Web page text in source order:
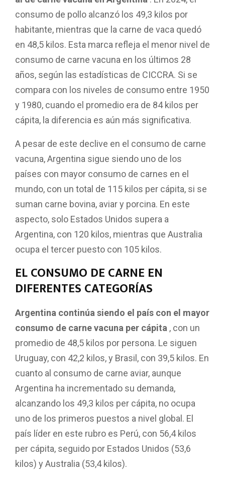
consumo de pollo alcanzó los 49,3 kilos por
habitante, mientras que la carne de vaca quedó
en 48,5 kilos. Esta marca refleja el menor nivel de
consumo de carne vacuna en los últimos 28
años, según las estadísticas de CICCRA. Si se
compara con los niveles de consumo entre 1950
y 1980, cuando el promedio era de 84 kilos per
cápita, la diferencia es aún más significativa.
A pesar de este declive en el consumo de carne
vacuna, Argentina sigue siendo uno de los
países con mayor consumo de carnes en el
mundo, con un total de 115 kilos per cápita, si se
suman carne bovina, aviar y porcina. En este
aspecto, solo Estados Unidos supera a
Argentina, con 120 kilos, mientras que Australia
ocupa el tercer puesto con 105 kilos.
EL CONSUMO DE CARNE EN
DIFERENTES CATEGORÍAS
Argentina continúa siendo el país con el mayor
consumo de carne vacuna per cápita , con un
promedio de 48,5 kilos por persona. Le siguen
Uruguay, con 42,2 kilos, y Brasil, con 39,5 kilos. En
cuanto al consumo de carne aviar, aunque
Argentina ha incrementado su demanda,
alcanzando los 49,3 kilos per cápita, no ocupa
uno de los primeros puestos a nivel global. El
país líder en este rubro es Perú, con 56,4 kilos
per cápita, seguido por Estados Unidos (53,6
kilos) y Australia (53,4 kilos).